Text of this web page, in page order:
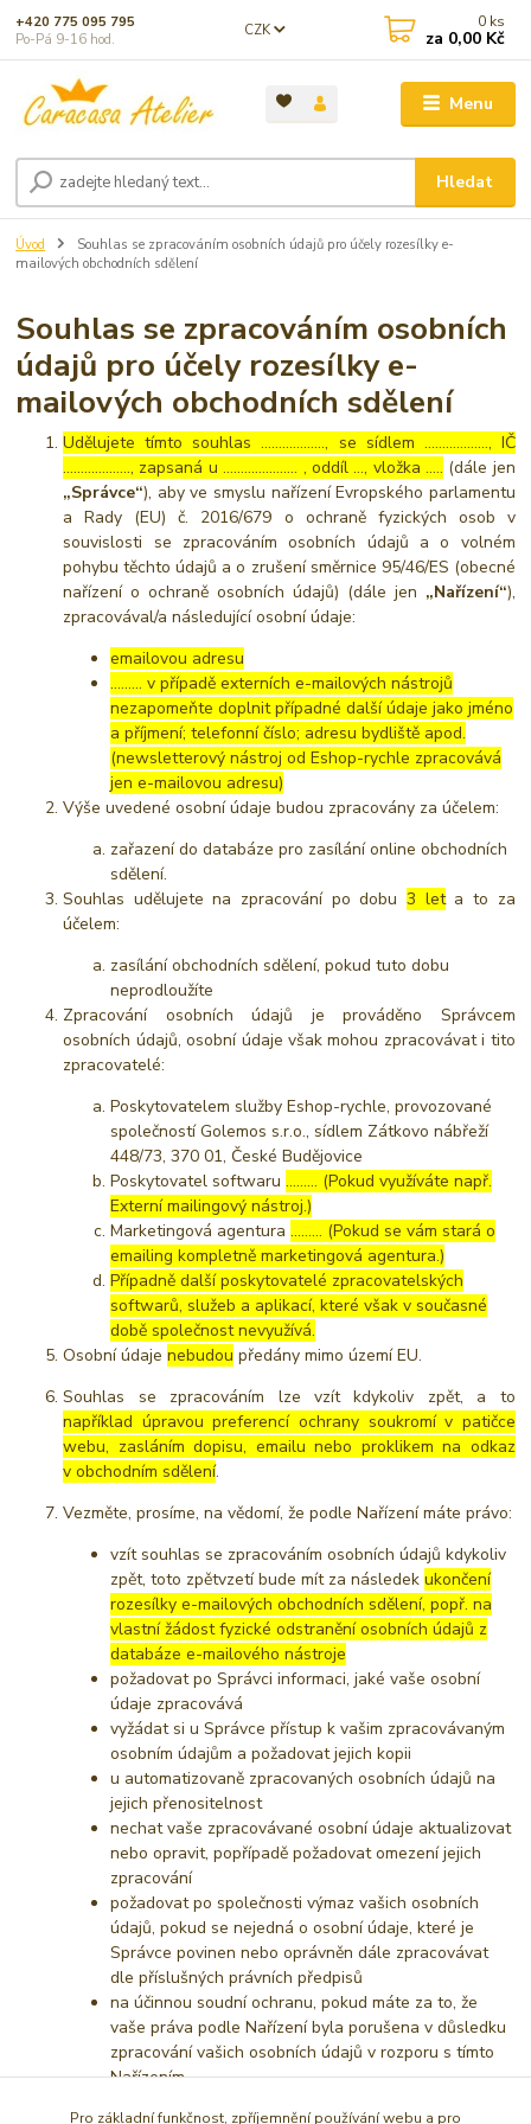
Menu
CZK
Hledat
+420 775 095 795
Po-Pá 9-16 hod.
0 ks
za 0,00 Kč
Úvod
Souhlas se zpracováním osobních údajů pro účely rozesílky e-
mailových obchodních sdělení
Souhlas se zpracováním osobních
údajů pro účely rozesílky e-
mailových obchodních sdělení
Udělujete tímto souhlas ……………..., se sídlem ………………, IČ
………………., zapsaná u ………………… , oddíl …, vložka ….. (dále jen
„Správce“), aby ve smyslu nařízení Evropského parlamentu
a Rady (EU) č. 2016/679 o ochraně fyzických osob v
souvislosti se zpracováním osobních údajů a o volném
pohybu těchto údajů a o zrušení směrnice 95/46/ES (obecné
nařízení o ochraně osobních údajů) (dále jen „Nařízení“),
zpracovával/a následující osobní údaje:
emailovou adresu
……… v případě externích e-mailových nástrojů
nezapomeňte doplnit případné další údaje jako jméno
a příjmení; telefonní číslo; adresu bydliště apod.
(newsletterový nástroj od Eshop-rychle zpracovává
jen e-mailovou adresu)
Výše uvedené osobní údaje budou zpracovány za účelem:
zařazení do databáze pro zasílání online obchodních
sdělení.
Souhlas udělujete na zpracování po dobu3 leta to za
účelem:
zasílání obchodních sdělení, pokud tuto dobu
neprodloužíte
Zpracování osobních údajů je prováděno Správcem
osobních údajů, osobní údaje však mohou zpracovávat i tito
zpracovatelé:
Poskytovatelem služby Eshop-rychle, provozované
společností Golemos s.r.o., sídlem Zátkovo nábřeží
448/73, 370 01, České Budějovice
Poskytovatel softwaru……… (Pokud využíváte např.
Externí mailingový nástroj.)
Marketingová agentura……… (Pokud se vám stará o
emailing kompletně marketingová agentura.)
Případně další poskytovatelé zpracovatelských
softwarů, služeb a aplikací, které však v současné
době společnost nevyužívá.
Osobní údajenebudou předány mimo území EU.
Souhlas se zpracováním lze vzít kdykoliv zpět, a to
například úpravou preferencí ochrany soukromí v patičce
webu, zasláním dopisu, emailu nebo proklikem na odkaz
v obchodním sdělení.
Vezměte, prosíme, na vědomí, že podle Nařízení máte právo:
vzít souhlas se zpracováním osobních údajů kdykoliv
zpět, toto zpětvzetí bude mít za následekukončení
rozesílky e-mailových obchodních sdělení, popř. na
vlastní žádost fyzické odstranění osobních údajů z
databáze e-mailového nástroje
požadovat po Správci informaci, jaké vaše osobní
údaje zpracovává
vyžádat si u Správce přístup k vašim zpracovávaným
osobním údajům a požadovat jejich kopii
u automatizovaně zpracovaných osobních údajů na
jejich přenositelnost
nechat vaše zpracovávané osobní údaje aktualizovat
nebo opravit, popřípadě požadovat omezení jejich
zpracování
požadovat po společnosti výmaz vašich osobních
údajů, pokud se nejedná o osobní údaje, které je
Správce povinen nebo oprávněn dále zpracovávat
dle příslušných právních předpisů
na účinnou soudní ochranu, pokud máte za to, že
vaše práva podle Nařízení byla porušena v důsledku
zpracování vašich osobních údajů v rozporu s tímto
Nařízením
Pro základní funkčnost, zpříjemnění používání webu a pro